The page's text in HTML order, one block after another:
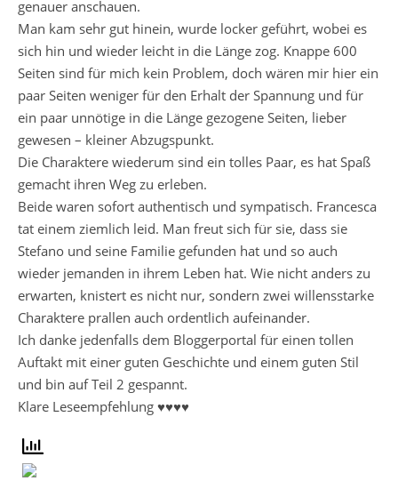
genauer anschauen.
Man kam sehr gut hinein, wurde locker geführt, wobei es
sich hin und wieder leicht in die Länge zog. Knappe 600
Seiten sind für mich kein Problem, doch wären mir hier ein
paar Seiten weniger für den Erhalt der Spannung und für
ein paar unnötige in die Länge gezogene Seiten, lieber
gewesen – kleiner Abzugspunkt.
Die Charaktere wiederum sind ein tolles Paar, es hat Spaß
gemacht ihren Weg zu erleben.
Beide waren sofort authentisch und sympatisch. Francesca
tat einem ziemlich leid. Man freut sich für sie, dass sie
Stefano und seine Familie gefunden hat und so auch
wieder jemanden in ihrem Leben hat. Wie nicht anders zu
erwarten, knistert es nicht nur, sondern zwei willensstarke
Charaktere prallen auch ordentlich aufeinander.
Ich danke jedenfalls dem Bloggerportal für einen tollen
Auftakt mit einer guten Geschichte und einem guten Stil
und bin auf Teil 2 gespannt.
Klare Leseempfehlung ♥♥♥♥